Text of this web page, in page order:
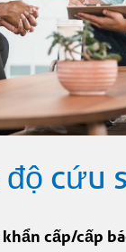
độ cứu
cấp/cấp